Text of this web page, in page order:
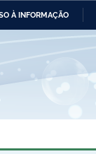
À INFORMAÇÃO
e
Brasil